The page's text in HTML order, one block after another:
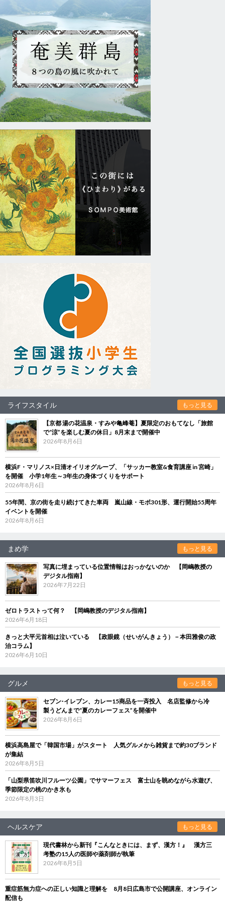
ライフスタイル もっと見る
【京都 湯の花温泉・すみや亀峰菴】夏限定のおもてなし「旅館
で“涼”を楽しむ夏の休日」8月末まで開催中
2026年8月6日
横浜F・マリノス×日清オイリオグループ、「サッカー教室&食育講座 in 宮崎」
を開催 小学1年生～3年生の身体づくりをサポート
2026年8月6日
55年間、京の街を走り続けてきた車両 嵐山線・モボ301形、運行開始55周年
イベントを開催
2026年8月6日
まめ学 もっと見る
写真に埋まっている位置情報はおっかないのか 【岡嶋教授の
デジタル指南】
2026年7月22日
ゼロトラストって何？ 【岡嶋教授のデジタル指南】
2026年6月18日
きっと大平元首相は泣いている 【政眼鏡（せいがんきょう）－本田雅俊の政
治コラム】
2026年6月10日
グルメ もっと見る
セブン‐イレブン、カレー15商品を一斉投入 名店監修から冷
製うどんまで“夏のカレーフェス”を開催中
2026年8月6日
横浜高島屋で「韓国市場」がスタート 人気グルメから雑貨まで約30ブランド
が集結
2026年8月5日
「山梨県笛吹川フルーツ公園」でサマーフェス 富士山を眺めながら水遊び、
季節限定の桃のかき氷も
2026年8月3日
ヘルスケア もっと見る
現代書林から新刊『こんなときには、まず、漢方！』 漢方三
考塾の15人の医師や薬剤師が執筆
2026年8月5日
重症筋無力症への正しい知識と理解を 8月8日広島市で公開講座、オンライン
配信も